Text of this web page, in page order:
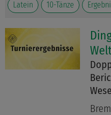
Latein
10-Tänze